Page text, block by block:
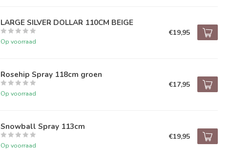
LARGE SILVER DOLLAR 110CM BEIGE
Op voorraad
€19,95
Rosehip Spray 118cm groen
Op voorraad
€17,95
Snowball Spray 113cm
Op voorraad
€19,95